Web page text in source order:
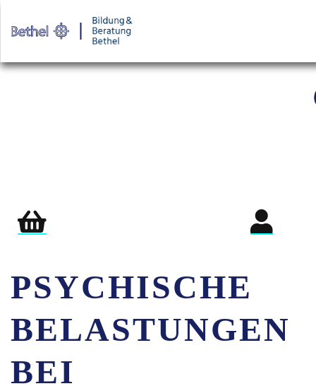
PSYCHISCHE
BELASTUNGEN
BEI